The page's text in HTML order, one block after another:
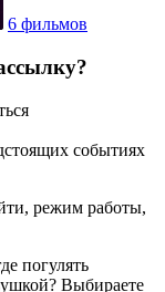
6 фильмов
событиях
режим работы,
погулять
Выбираете